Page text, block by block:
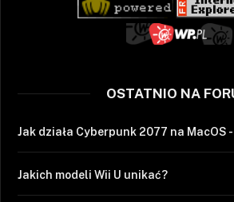
OSTATNIO NA
Jak działa Cyberpunk 2077 na MacOS
Jakich modeli Wii U unikać?